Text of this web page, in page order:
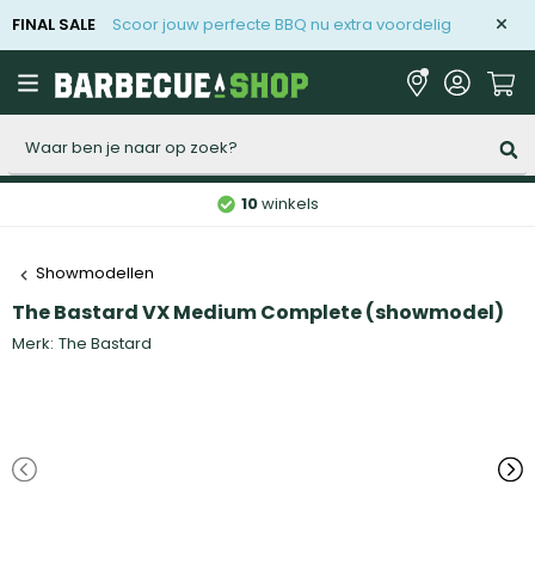
FINAL SALE Scoor jouw perfecte BBQ nu extra voordelig
10winkels
Showmodellen
The Bastard VX Medium Complete (showmodel)
Merk: The Bastard